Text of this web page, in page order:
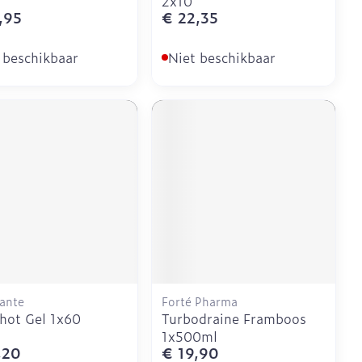
€ 22,35
Niet beschikbaar
Gel 1x60
Forté Pharma
Turbodraine Framboos
1x500ml
€ 19,90